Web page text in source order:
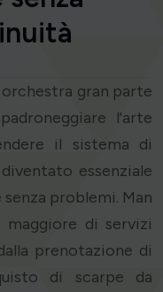
gran parte
l'arte
il sistema di
essenziale
problemi. Man
maggiore di servizi
prenotazione di
di scarpe da